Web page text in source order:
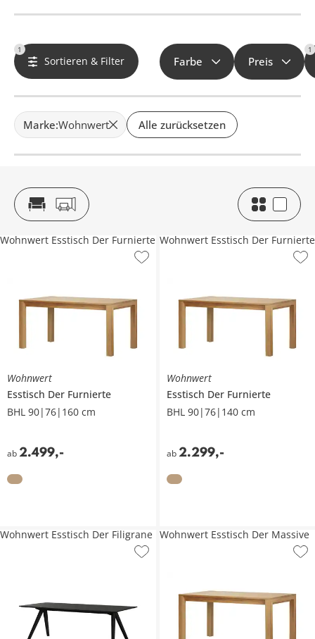
1
Sortieren & Filter Farbe Preis
1
Marke:Wohnwert Alle zurücksetzen
Wohnwert
Esstisch Der Furnierte
BHL 90|76|160 cm
ab 2.499,-
Wohnwert Esstisch Der Furnierte
Wohnwert
Esstisch Der Furnierte
BHL 90|76|140 cm
ab 2.299,-
Wohnwert Esstisch Der Furnierte
Wohnwert Esstisch Der Filigrane Wohnwert Esstisch Der Massive